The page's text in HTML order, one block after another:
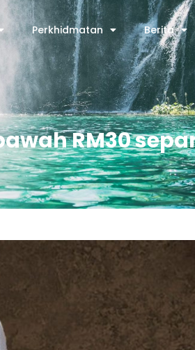
Perkhidmatan Berita
RM30